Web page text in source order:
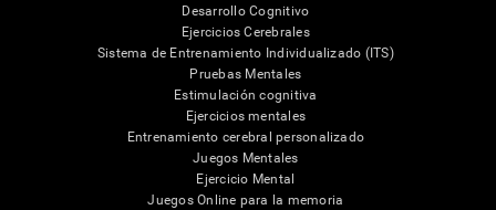
Desarrollo Cognitivo
Ejercicios Cerebrales
Sistema de Entrenamiento Individualizado (ITS)
Pruebas Mentales
Estimulación cognitiva
Ejercicios mentales
Entrenamiento cerebral personalizado
Juegos Mentales
Ejercicio Mental
Juegos Online para la memoria